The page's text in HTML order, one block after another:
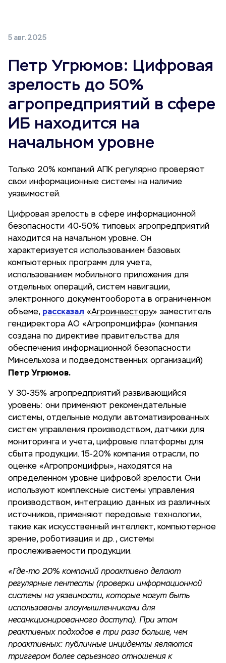
5 авг. 2025
Петр Угрюмов: Цифровая
зрелость до 50%
агропредприятий в сфере
ИБ находится на
начальном уровне
Только 20% компаний АПК регулярно проверяют
свои информационные системы на наличие
уязвимостей.
Цифровая зрелость в сфере информационной
безопасности 40-50% типовых агропредприятий
находится на начальном уровне. Он
характеризуется использованием базовых
компьютерных программ для учета,
использованием мобильного приложения для
отдельных операций, систем навигации,
электронного документооборота в ограниченном
объеме, рассказал «Агроинвестору» заместитель
гендиректора АО «Агропромцифра» (компания
создана по директиве правительства для
обеспечения информационной безопасности
Минсельхоза и подведомственных организаций)
Петр Угрюмов.
У 30-35% агропредприятий развивающийся
уровень: они применяют рекомендательные
системы, отдельные модули автоматизированных
систем управления производством, датчики для
мониторинга и учета, цифровые платформы для
сбыта продукции. 15-20% компания отрасли, по
оценке «Агропромцифры», находятся на
определенном уровне цифровой зрелости. Они
используют комплексные системы управления
производством, интеграцию данных из различных
источников, применяют передовые технологии,
такие как искусственный интеллект, компьютерное
зрение, роботизация и др., системы
прослеживаемости продукции.
«Где-то 20% компаний проактивно делают
регулярные пентесты (проверки информационной
системы на уязвимости, которые могут быть
использованы злоумышленниками для
несанкционированного доступа). При этом
реактивных подходов в три раза больше, чем
проактивных: публичные инциденты являются
триггером более серьезного отношения к